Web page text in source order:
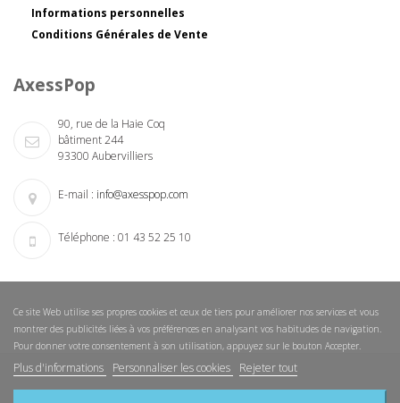
Informations personnelles
Conditions Générales de Vente
AxessPop
90, rue de la Haie Coq
bâtiment 244
93300 Aubervilliers
E-mail : info@axesspop.com
Téléphone : 01 43 52 25 10
Ce site Web utilise ses propres cookies et ceux de tiers pour améliorer nos services et vous
montrer des publicités liées à vos préférences en analysant vos habitudes de navigation.
Pour donner votre consentement à son utilisation, appuyez sur le bouton Accepter.
Plus d'informations Personnaliser les cookies Rejeter tout